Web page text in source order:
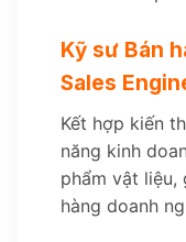
Kỹ sư Bán
Sales
Kết hợp kiến
năng kinh
phẩm vật liệu,
hàng doanh